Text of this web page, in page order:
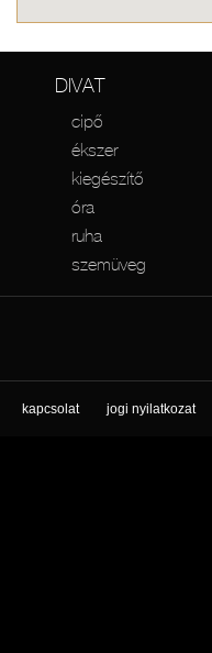
DIVAT
cipő
ékszer
kiegészítő
óra
ruha
szemüveg
kapcsolat jogi nyilatkozat